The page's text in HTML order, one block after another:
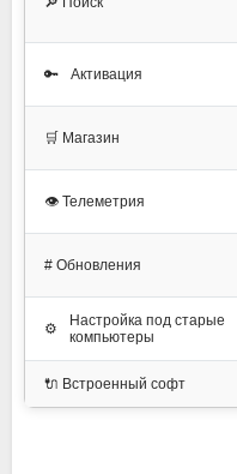
🔑 Активация
🛒 Магазин
👁️ Телеметрия
#️ Обновления
⚙️
Настройка под старые
компьютеры
🔌 Встроенный софт